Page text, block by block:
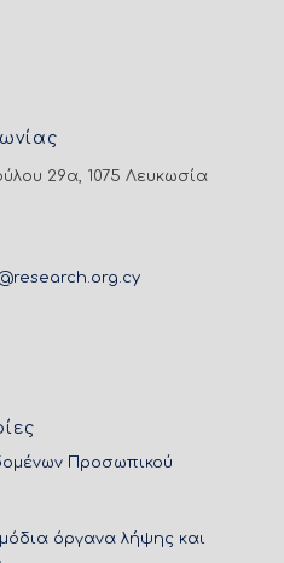
29α, 1075 Λευκωσία
Προσωπικού
όργανα λήψης και